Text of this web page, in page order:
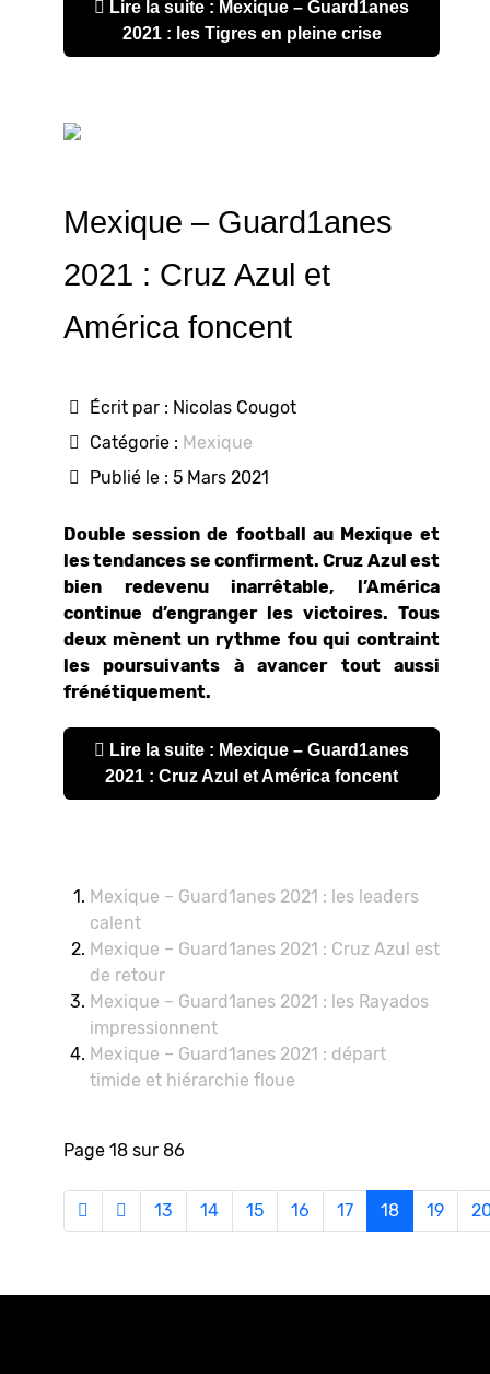
Lire la suite : Mexique – Guard1anes
2021 : les Tigres en pleine crise
Mexique – Guard1anes
2021 : Cruz Azul et
América foncent
Écrit par : Nicolas Cougot
Catégorie : Mexique
Publié le : 5 Mars 2021
Double session de football au Mexique et
les tendances se confirment. Cruz Azul est
bien redevenu inarrêtable, l’América
continue d’engranger les victoires. Tous
deux mènent un rythme fou qui contraint
les poursuivants à avancer tout aussi
frénétiquement.
Lire la suite : Mexique – Guard1anes
2021 : Cruz Azul et América foncent
Mexique – Guard1anes 2021 : les leaders
calent
Mexique – Guard1anes 2021 : Cruz Azul est
de retour
Mexique – Guard1anes 2021 : les Rayados
impressionnent
Mexique – Guard1anes 2021 : départ
timide et hiérarchie floue
Page 18 sur 86
13 14 15 16 17 18 19